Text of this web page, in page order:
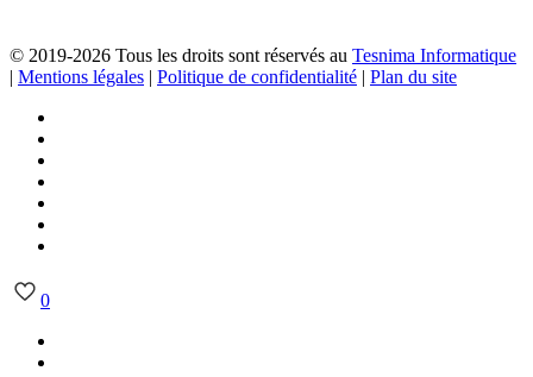
© 2019-2026 Tous les droits sont réservés au Tesnima Informatique
| Mentions légales | Politique de confidentialité | Plan du site
0